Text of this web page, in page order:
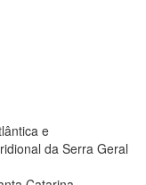
e
da Serra Geral